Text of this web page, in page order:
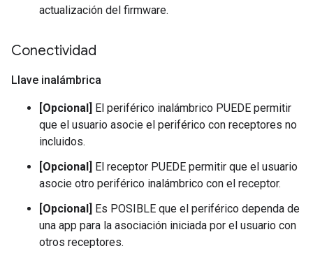
actualización del firmware.
Conectividad
Llave inalámbrica
[Opcional] El periférico inalámbrico PUEDE permitir
que el usuario asocie el periférico con receptores no
incluidos.
[Opcional] El receptor PUEDE permitir que el usuario
asocie otro periférico inalámbrico con el receptor.
[Opcional] Es POSIBLE que el periférico dependa de
una app para la asociación iniciada por el usuario con
otros receptores.